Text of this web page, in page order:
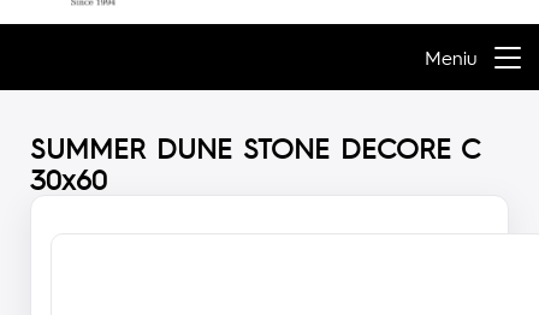
Meniu
SUMMER DUNE STONE DECORE C
30x60